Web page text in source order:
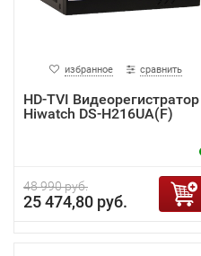
избранное сравнить
HD-TVI Видеорегистратор
Hiwatch DS-H216UA(F)
48 990 руб.
25 474,80 руб.